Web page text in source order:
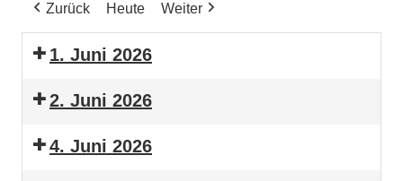
Zurück Heute Weiter
1. Juni 2026
2. Juni 2026
4. Juni 2026